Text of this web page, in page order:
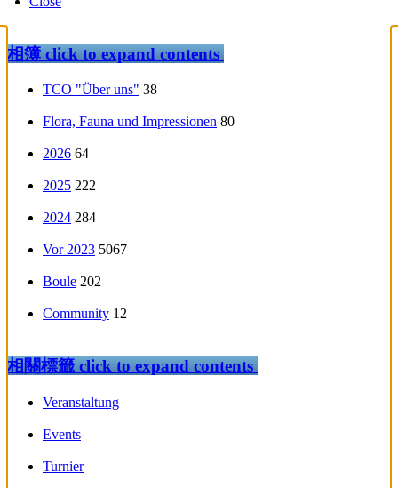
相簿click to expand contents
TCO "Über uns" 38
Flora, Fauna und Impressionen 80
2026 64
2025 222
2024 284
Vor 2023 5067
Boule 202
Community 12
相關標籤click to expand contents
Veranstaltung
Events
Turnier